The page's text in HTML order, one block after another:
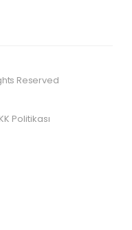
Reserved
Politikası